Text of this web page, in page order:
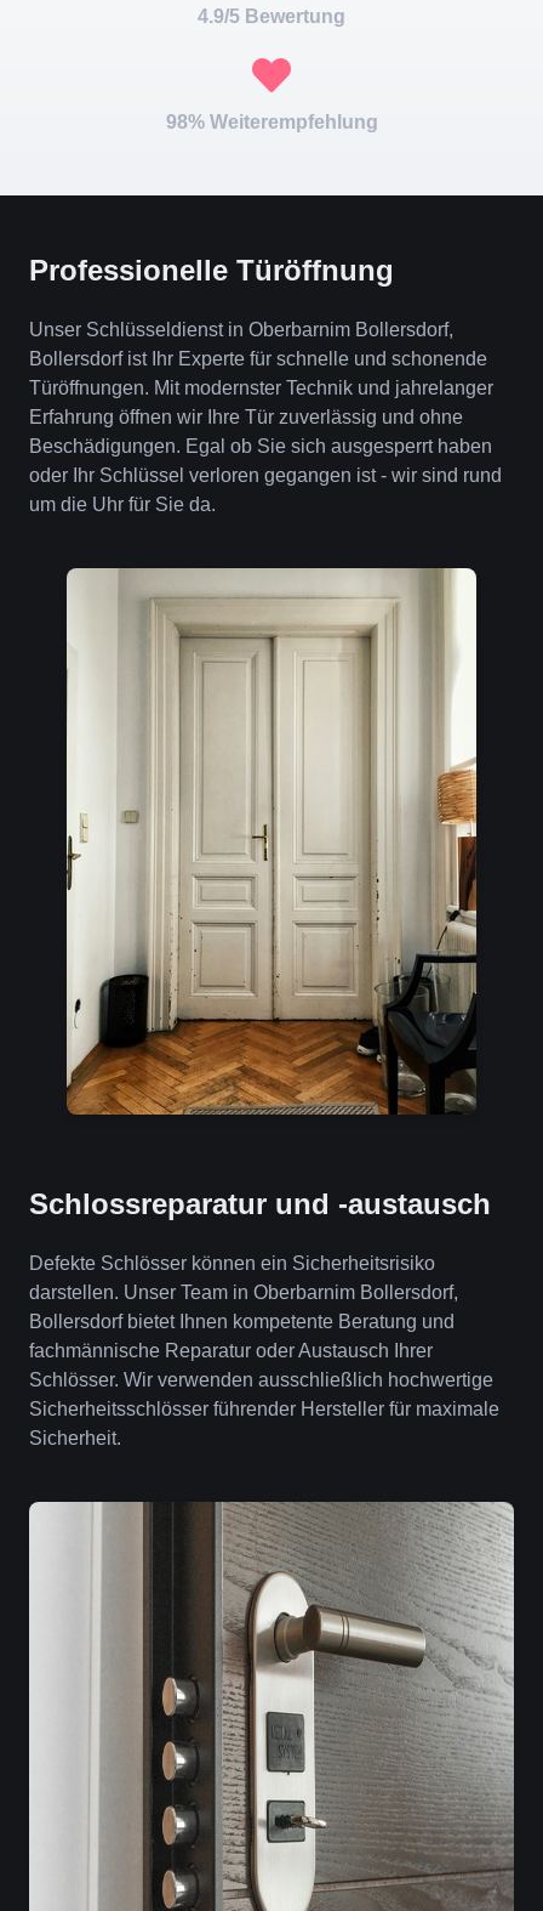
4.9/5 Bewertung
98% Weiterempfehlung
Professionelle Türöffnung
Unser Schlüsseldienst in Oberbarnim Bollersdorf,
Bollersdorf ist Ihr Experte für schnelle und schonende
Türöffnungen. Mit modernster Technik und jahrelanger
Erfahrung öffnen wir Ihre Tür zuverlässig und ohne
Beschädigungen. Egal ob Sie sich ausgesperrt haben
oder Ihr Schlüssel verloren gegangen ist - wir sind rund
um die Uhr für Sie da.
Schlossreparatur und -austausch
Defekte Schlösser können ein Sicherheitsrisiko
darstellen. Unser Team in Oberbarnim Bollersdorf,
Bollersdorf bietet Ihnen kompetente Beratung und
fachmännische Reparatur oder Austausch Ihrer
Schlösser. Wir verwenden ausschließlich hochwertige
Sicherheitsschlösser führender Hersteller für maximale
Sicherheit.